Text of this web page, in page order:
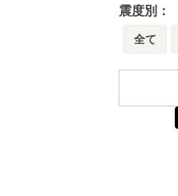
震度別：
全て